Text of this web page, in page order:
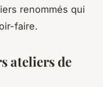
renommés qui
faire.
ateliers de